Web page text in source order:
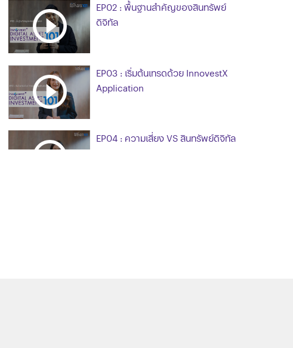
EP02 : พื้นฐานสำคัญของสินทรัพย์
ดิจิทัล
EP03 : เริ่มต้นเทรดด้วย InnovestX
Application
EP04 : ความเสี่ยง VS สินทรัพย์ดิจิทัล